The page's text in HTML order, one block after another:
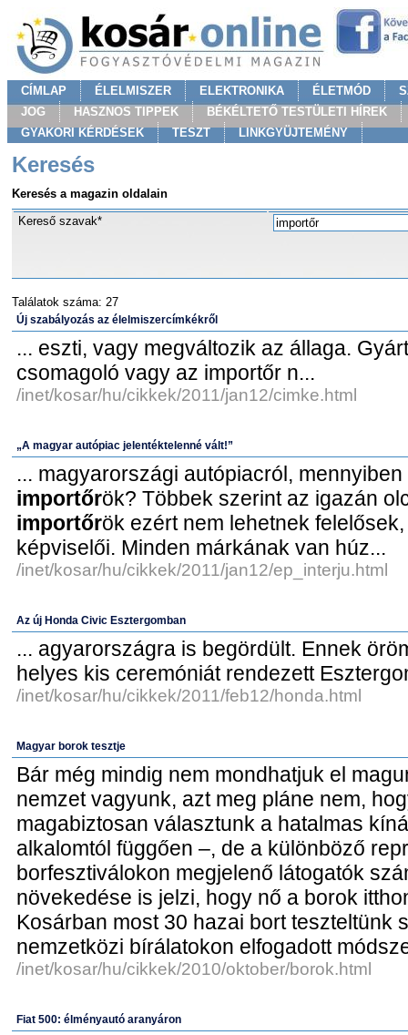
CÍMLAP ÉLELMISZER ELEKTRONIKA ÉLETMÓD
JOG
HASZNOS TIPPEK
BÉKÉLTETŐ TESTÜLETI HÍREK
GYAKORI KÉRDÉSEK
TESZT LINKGYÜJTEMÉNY
Keresés
Keresés a magazin oldalain
Kereső szavak*
Találatok száma: 27
Új szabályozás az élelmiszercímkékről
... eszti, vagy megváltozik az állaga.
csomagoló vagy az importőr n...
/inet/kosar/hu/cikkek/2011/jan12/cimke.html
„A magyar autópiac jelentéktelenné vált!”
... magyarországi autópiacról,
importőrök? Többek szerint az igazán
importőrök ezért nem lehetnek
képviselői. Minden márkának van húz...
/inet/kosar/hu/cikkek/2011/jan12/ep_interju.html
Az új Honda Civic Esztergomban
... agyarországra is begördült. Ennek
helyes kis ceremóniát rendezett
/inet/kosar/hu/cikkek/2011/feb12/honda.html
Magyar borok tesztje
Bár még mindig nem mondhatjuk el
nemzet vagyunk, azt meg pláne nem,
magabiztosan választunk a hatalmas
alkalomtól függően –, de a különböző
borfesztiválokon megjelenő látogatók
növekedése is jelzi, hogy nő a borok
Kosárban most 30 hazai bort teszteltünk
nemzetközi bírálatokon elfogadott
/inet/kosar/hu/cikkek/2010/oktober/borok.html
Fiat 500: élményautó aranyáron